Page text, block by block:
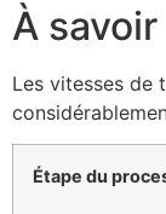
À savoir
Les vitesses de
Étape du